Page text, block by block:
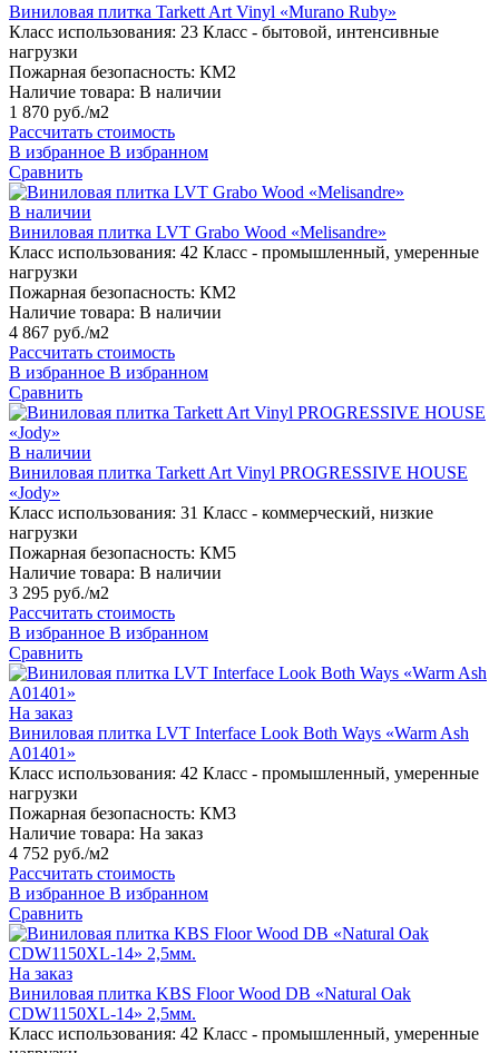
Виниловая плитка Tarkett Art Vinyl «Murano Ruby»
Класс использования: 23 Класс - бытовой, интенсивные
нагрузки
Пожарная безопасность: КМ2
Наличие товара: В наличии
1 870 руб./м2
Рассчитать стоимость
В избранное В избранном
Сравнить
В наличии
Виниловая плитка LVT Grabo Wood «Melisandre»
Класс использования: 42 Класс - промышленный, умеренные
нагрузки
Пожарная безопасность: КМ2
Наличие товара: В наличии
4 867 руб./м2
Рассчитать стоимость
В избранное В избранном
Сравнить
В наличии
Виниловая плитка Tarkett Art Vinyl PROGRESSIVE HOUSE
«Jody»
Класс использования: 31 Класс - коммерческий, низкие
нагрузки
Пожарная безопасность: КМ5
Наличие товара: В наличии
3 295 руб./м2
Рассчитать стоимость
В избранное В избранном
Сравнить
На заказ
Виниловая плитка LVT Interface Look Both Ways «Warm Ash
A01401»
Класс использования: 42 Класс - промышленный, умеренные
нагрузки
Пожарная безопасность: КМ3
Наличие товара: На заказ
4 752 руб./м2
Рассчитать стоимость
В избранное В избранном
Сравнить
На заказ
Виниловая плитка KBS Floor Wood DB «Natural Oak
CDW1150XL-14» 2,5мм.
Класс использования: 42 Класс - промышленный, умеренные